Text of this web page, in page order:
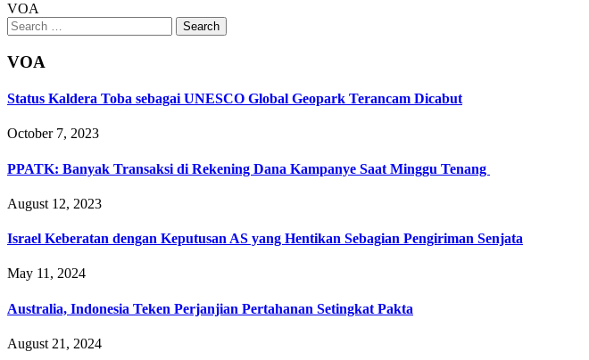
VOA
Search
for:
VOA
Status Kaldera Toba sebagai UNESCO Global Geopark Terancam Dicabut
October 7, 2023
PPATK: Banyak Transaksi di Rekening Dana Kampanye Saat Minggu Tenang
August 12, 2023
Israel Keberatan dengan Keputusan AS yang Hentikan Sebagian Pengiriman Senjata
May 11, 2024
Australia, Indonesia Teken Perjanjian Pertahanan Setingkat Pakta
August 21, 2024